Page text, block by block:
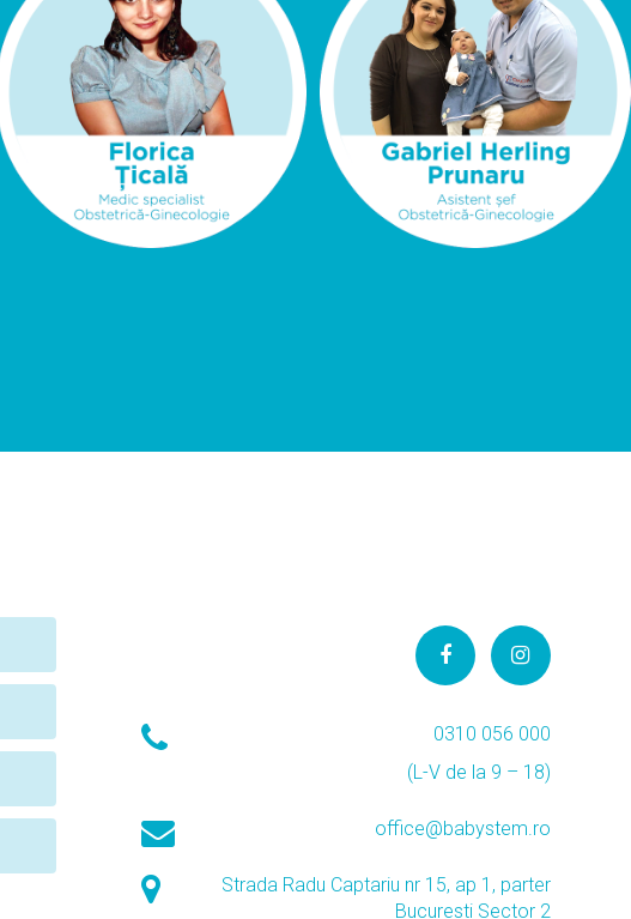
0310 056 000
(L-V de la 9 – 18)
office@babystem.ro
Strada Radu Captariu nr 15, ap 1, parter
Bucuresti Sector 2